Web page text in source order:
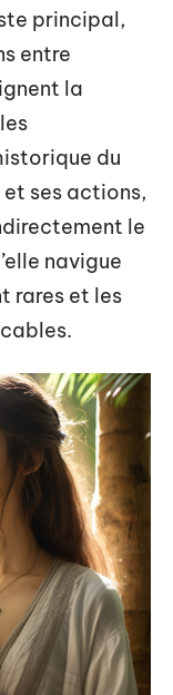
principal,
entre
la
du
ses actions,
le
navigue
rares et les